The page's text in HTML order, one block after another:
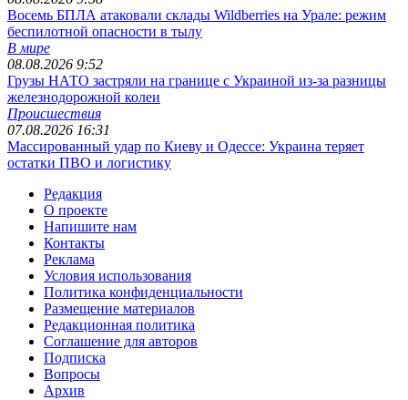
Восемь БПЛА атаковали склады Wildberries на Урале: режим
беспилотной опасности в тылу
В мире
08.08.2026 9:52
Грузы НАТО застряли на границе с Украиной из-за разницы
железнодорожной колеи
Происшествия
07.08.2026 16:31
Массированный удар по Киеву и Одессе: Украина теряет
остатки ПВО и логистику
Редакция
О проекте
Напишите нам
Контакты
Реклама
Условия использования
Политика конфиденциальности
Размещение материалов
Редакционная политика
Соглашение для авторов
Подписка
Вопросы
Архив